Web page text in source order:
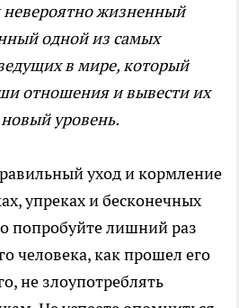
жизненный
одной из самых
в мире, который
отношения и вывести их
уровень.
упреках и бесконечных
попробуйте лишний раз
человека, как прошел его
не злоупотреблять